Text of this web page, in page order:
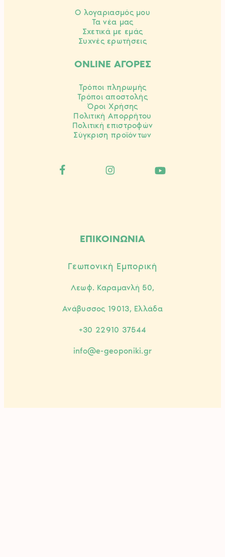
Ο λογαριασμός μου
Τα νέα μας
Σχετικά με εμάς
Συχνές ερωτήσεις
ONLINE ΑΓΟΡΕΣ
Τρόποι πληρωμής
Τρόποι αποστολής
Όροι Χρήσης
Πολιτική Απορρήτου
Πολιτική επιστροφών
Σύγκριση προϊόντων
ΕΠΙΚΟΙΝΩΝΙΑ
Γεωπονική Εμπορική
Λεωφ. Καραμανλή 50,
Ανάβυσσος 19013, Ελλάδα
+30 22910 37544
info@e-geoponiki.gr